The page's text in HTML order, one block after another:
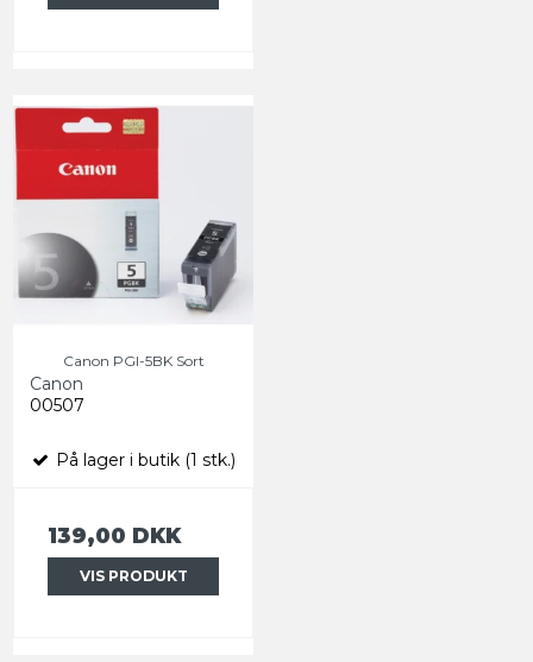
Canon PGI-5BK Sort
Canon
00507
På lager i butik (1 stk.)
139,00 DKK
VIS PRODUKT